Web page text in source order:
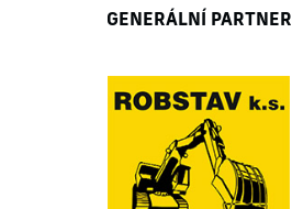
GENERÁLNÍ PARTNER